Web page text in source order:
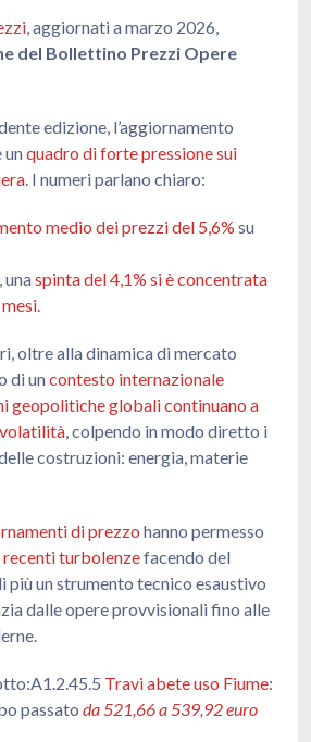
, aggiornati a marzo 2026,
del Bollettino Prezzi Opere
edizione, l’aggiornamento
unquadro di forte pressione sui
. I numeri parlano chiaro:
medio dei prezzi del 5,6% su
unaspinta del 4,1% si è concentrata
oltre alla dinamica di mercato
di uncontesto internazionale
geopolitiche globali continuano a
, colpendo in modo diretto i
costruzioni: energia, materie
di prezzo hanno permesso
turbolenzefacendo del
più un strumento tecnico esaustivo
dalle opere provvisionali fino alle
Travi abete uso Fiume:
passato da 521,66 a 539,92 euro